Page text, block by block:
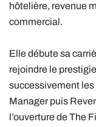
hôtelière, revenue
commercial.
Elle débute sa
rejoindre le
successivement
Manager puis
l’ouverture de The